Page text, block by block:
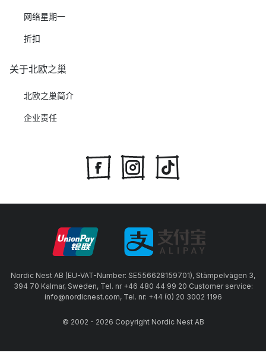
网络星期一
折扣
关于北欧之巢
北欧之巢简介
企业责任
Nordic Nest AB (EU-VAT-Number: SE556628159701), Stämpelvägen 3,
394 70 Kalmar, Sweden, Tel. nr +46 480 44 99 20 Customer service:
info@nordicnest.com, Tel. nr: +44 (0) 20 3002 1196
© 2002 - 2026 Copyright Nordic Nest AB